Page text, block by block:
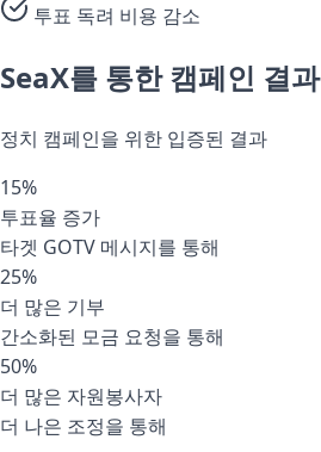
투표 독려 비용 감소
SeaX를 통한 캠페인 결과
정치 캠페인을 위한 입증된 결과
15%
투표율 증가
타겟 GOTV 메시지를 통해
25%
더 많은 기부
간소화된 모금 요청을 통해
50%
더 많은 자원봉사자
더 나은 조정을 통해